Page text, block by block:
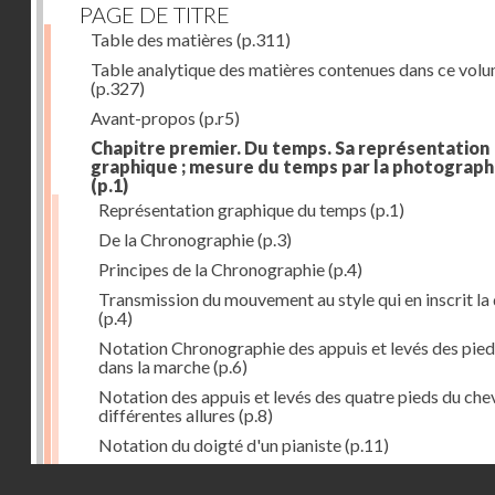
PAGE DE TITRE
Table des matières (p.311)
Table analytique des matières contenues dans ce
(p.327)
Avant-propos (p.r5)
Chapitre premier. Du temps. Sa représentation
graphique ; mesure du temps par la
(p.1)
Représentation graphique du temps (p.1)
De la Chronographie(p.3)
Principes de la Chronographie(p.4)
Transmission du mouvement au style qui en inscrit la
(p.4)
Notation Chronographie des appuis et levés des
dans la marche(p.6)
Notation des appuis et levés des quatre pieds du
différentes allures (p.8)
Notation du doigté d'un pianiste(p.11)